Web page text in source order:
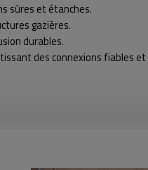
sûres et étanches.
gazières.
durables.
des connexions fiables